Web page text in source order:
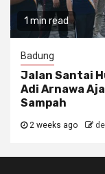
1 min read
Badung
Jalan Santai
Adi Arnawa
Sampah
2 weeks ago